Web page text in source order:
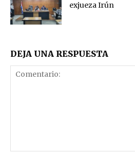
exjueza Irún
DEJA UNA RESPUESTA